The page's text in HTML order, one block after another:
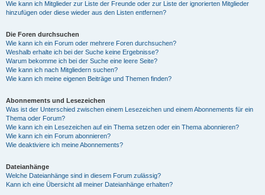
Wie kann ich Mitglieder zur Liste der Freunde oder zur Liste der ignorierten Mitglieder
hinzufügen oder diese wieder aus den Listen entfernen?
Die Foren durchsuchen
Wie kann ich ein Forum oder mehrere Foren durchsuchen?
Weshalb erhalte ich bei der Suche keine Ergebnisse?
Warum bekomme ich bei der Suche eine leere Seite?
Wie kann ich nach Mitgliedern suchen?
Wie kann ich meine eigenen Beiträge und Themen finden?
Abonnements und Lesezeichen
Was ist der Unterschied zwischen einem Lesezeichen und einem Abonnements für ein
Thema oder Forum?
Wie kann ich ein Lesezeichen auf ein Thema setzen oder ein Thema abonnieren?
Wie kann ich ein Forum abonnieren?
Wie deaktiviere ich meine Abonnements?
Dateianhänge
Welche Dateianhänge sind in diesem Forum zulässig?
Kann ich eine Übersicht all meiner Dateianhänge erhalten?